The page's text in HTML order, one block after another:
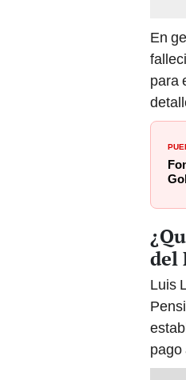
En
para
del
Luis
pago